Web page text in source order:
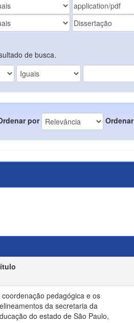
de busca.
por Ordenar
coordenação pedagógica e os
da secretaria da
do estado de São Paulo,